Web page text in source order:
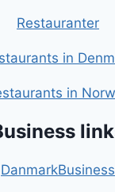
Restauranter
in
in
DanmarkBusiness